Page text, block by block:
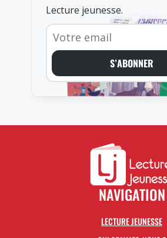
Lecture jeunesse.
S’ABONNER
NAVIGATION
LECTURE JEUNESSE